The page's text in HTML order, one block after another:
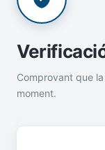
Comprovant que
moment.